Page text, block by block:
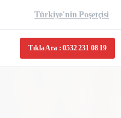
Türkiye'nin Poşetçisi
Tıkla Ara : 0532 231 08 19